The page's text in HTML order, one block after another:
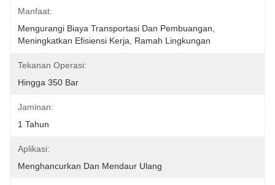
Manfaat:
Mengurangi Biaya Transportasi Dan Pembuangan,
Meningkatkan Efisiensi Kerja, Ramah Lingkungan
Tekanan Operasi:
Hingga 350 Bar
Jaminan:
1 Tahun
Aplikasi:
Menghancurkan Dan Mendaur Ulang